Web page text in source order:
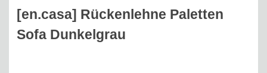
[en.casa] Rückenlehne Paletten
Sofa Dunkelgrau